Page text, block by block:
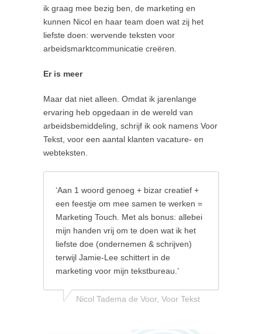
ik graag mee bezig ben, de marketing en
kunnen Nicol en haar team doen wat zij het
liefste doen: wervende teksten voor
arbeidsmarktcommunicatie creëren.
Er is meer
Maar dat niet alleen. Omdat ik jarenlange
ervaring heb opgedaan in de wereld van
arbeidsbemiddeling, schrijf ik ook namens Voor
Tekst, voor een aantal klanten vacature- en
webteksten.
‘Aan 1 woord genoeg + bizar creatief +
een feestje om mee samen te werken =
Marketing Touch. Met als bonus: allebei
mijn handen vrij om te doen wat ik het
liefste doe (ondernemen & schrijven)
terwijl Jamie-Lee schittert in de
marketing voor mijn tekstbureau.’
Nicol Tadema de Voor, Voor Tekst